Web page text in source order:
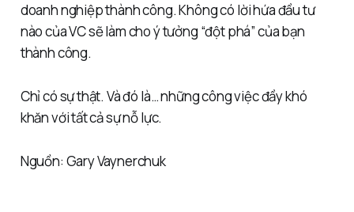
doanh nghiệp thành công. Không có lời hứa đầu tư
nào của VC sẽ làm cho ý tưởng “đột phá” của bạn
thành công.
Chỉ có sự thật. Và đó là… những công việc đầy khó
khăn với tất cả sự nỗ lực.
Nguồn: Gary Vaynerchuk